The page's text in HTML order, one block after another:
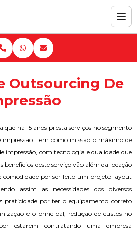
Outsourcing De
que há 15 anos presta serviços no segmento
impressão. Tem como missão o máximo de
impressão, com tecnologia e qualidade que
benefícios deste serviço vão além da locação
por ser feito um projeto layout
assim as necessidades dos diversos
praticidade por ter o equipamento correto
e o principal, redução de custos no
estarem contratando uma empresa